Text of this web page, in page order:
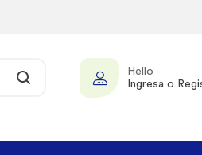
Hello
Ingresa o